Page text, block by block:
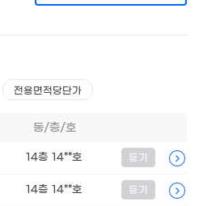
전용면적당단가
동/층/호
14층 14**호 등기
14층 14**호 등기